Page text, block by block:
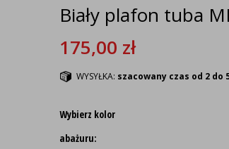
Biały plafon tuba
175,00 zł
WYSYŁKA: szacowany czas od 2 do
Wybierz kolor
abażuru: